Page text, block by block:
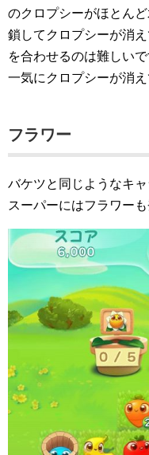
のクロプシーがほとん
鎖してクロプシーが消
を合わせるのは難しい
一気にクロプシーが消
フラワー
バケツと同じようなキ
スーパーにはフラワーも